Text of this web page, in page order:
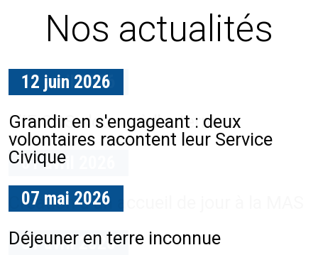
Nos actualités
12 juin 2026
Grandir en s'engageant : deux
volontaires racontent leur Service
Civique
07 mai 2026
Déjeuner en terre inconnue
17 avril 2026
L'IF COS s'ouvre à l'externe
01 avril 2026
Création d'un accueil de jour à la MAS
01 avril 2026